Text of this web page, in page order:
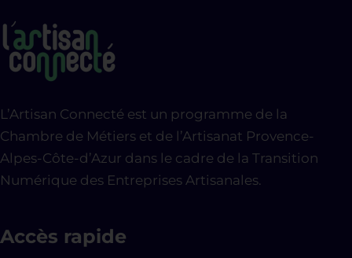
L’Artisan Connecté est un programme de la
Chambre de Métiers et de l’Artisanat Provence-
Alpes-Côte-d’Azur dans le cadre de la Transition
Numérique des Entreprises Artisanales.
Accès rapide